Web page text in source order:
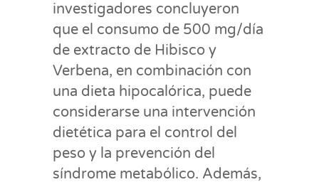
investigadores concluyeron
que el consumo de 500 mg/día
de extracto de Hibisco y
Verbena, en combinación con
una dieta hipocalórica, puede
considerarse una intervención
dietética para el control del
peso y la prevención del
síndrome metabólico. Además,